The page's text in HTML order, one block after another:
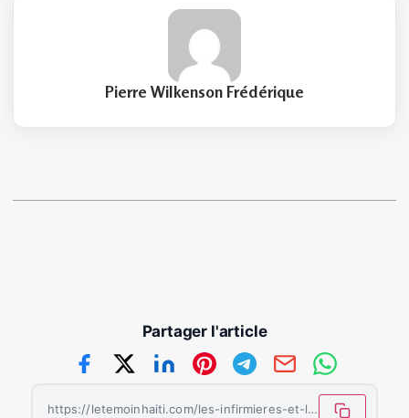
Pierre Wilkenson Frédérique
Partager l'article
https://letemoinhaiti.com/les-infirmieres-et-les-infirmiers-continuent-de-faire-tenir-lespoir/